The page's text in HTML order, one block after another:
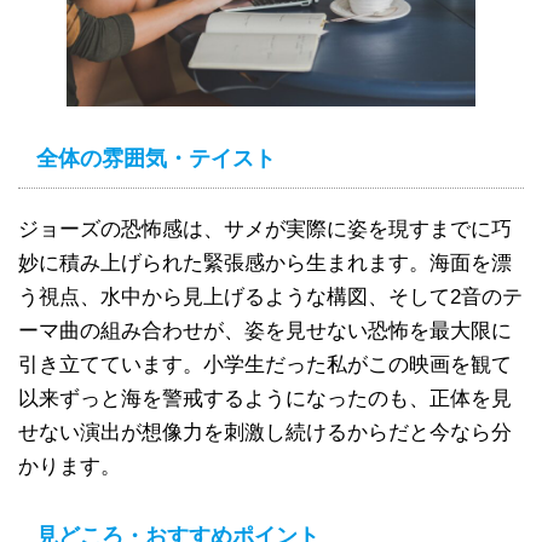
全体の雰囲気・テイスト
ジョーズの恐怖感は、サメが実際に姿を現すまでに巧
妙に積み上げられた緊張感から生まれます。海面を漂
う視点、水中から見上げるような構図、そして2音のテ
ーマ曲の組み合わせが、姿を見せない恐怖を最大限に
引き立てています。小学生だった私がこの映画を観て
以来ずっと海を警戒するようになったのも、正体を見
せない演出が想像力を刺激し続けるからだと今なら分
かります。
見どころ・おすすめポイント